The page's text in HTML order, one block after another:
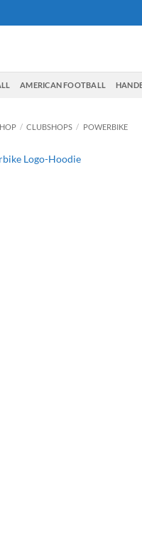
AMERICAN FOOTBALL
/ CLUBSHOPS / POWERBIKE